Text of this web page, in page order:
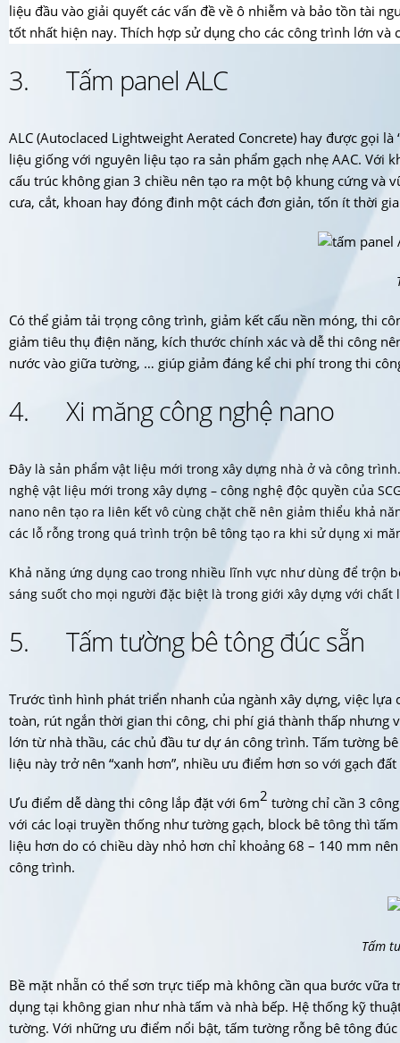
liệu đầu vào giải quyết các vấn đề về ô nhiễm và bảo tồn tài
tốt nhất hiện nay. Thích hợp sử dụng cho các công trình lớn
3. Tấm panel ALC
ALC (Autoclaced Lightweight Aerated Concrete) hay được gọi
liệu giống với nguyên liệu tạo ra sản phẩm gạch nhẹ AAC. Với
cấu trúc không gian 3 chiều nên tạo ra một bộ khung cứng và
cưa, cắt, khoan hay đóng đinh một cách đơn giản, tốn ít thời
Có thể giảm tải trọng công trình, giảm kết cấu nền móng, thi
giảm tiêu thụ điện năng, kích thước chính xác và dễ thi công
nước vào giữa tường, … giúp giảm đáng kể chi phí trong thi
4. Xi măng công nghệ nano
Đây là sản phẩm vật liệu mới trong xây dựng nhà ở và công
nghệ vật liệu mới trong xây dựng – công nghệ độc quyền của
nano nên tạo ra liên kết vô cùng chặt chẽ nên giảm thiểu khả
các lỗ rỗng trong quá trình trộn bê tông tạo ra khi sử dụng xi
Khả năng ứng dụng cao trong nhiều lĩnh vực như dùng để trộn
sáng suốt cho mọi người đặc biệt là trong giới xây dựng với
5. Tấm tường bê tông đúc sẵn
Trước tình hình phát triển nhanh của ngành xây dựng, việc
toàn, rút ngắn thời gian thi công, chi phí giá thành thấp
lớn từ nhà thầu, các chủ đầu tư dự án công trình. Tấm tường
liệu này trở nên “xanh hơn”, nhiều ưu điểm hơn so với gạch
Ưu điểm dễ dàng thi công lắp đặt với 6m2 tường chỉ cần 3
với các loại truyền thống như tường gạch, block bê tông thì
liệu hơn do có chiều dày nhỏ hơn chỉ khoảng 68 – 140 mm
công trình.
Tấm
Bề mặt nhẵn có thể sơn trực tiếp mà không cần qua bước
dụng tại không gian như nhà tấm và nhà bếp. Hệ thống kỹ
tường. Với những ưu điểm nổi bật, tấm tường rỗng bê tông